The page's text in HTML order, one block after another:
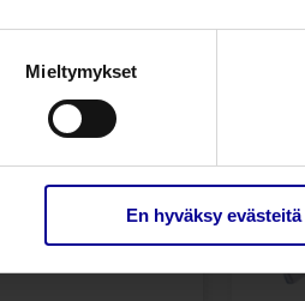
Mieltymykset
En hyväksy evästeitä